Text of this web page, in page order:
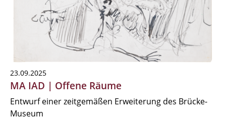
23.09.2025
MA IAD | Offene Räume
Entwurf einer zeitgemäßen Erweiterung des Brücke-
Museum